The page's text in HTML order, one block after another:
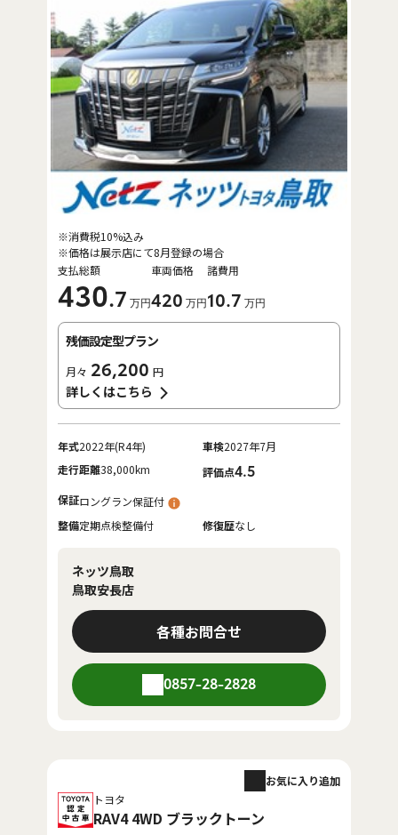
支払総額
430.7 万円
車両価格
420 万円
諸費用
10.7 万円
※消費税10%込み
※価格は展示店にて8月登録の場合
残価設定型プラン
月々 26,200 円
詳しくはこちら
年式2022年(R4年) 車検2027年7月
走行距離38,000km 評価点4.5
保証ロングラン保証付
整備定期点検整備付 修復歴なし
ネッツ鳥取
鳥取安長店
各種お問合せ
0857-28-2828
トヨタ
RAV4 4WD ブラックトーン
お気に入り追加